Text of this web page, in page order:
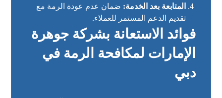
المتابعة بعد الخدمة: ضمان عدم عودة الرمة مع
تقديم الدعم المستمر للعملاء.
فوائد الاستعانة بشركة جوهرة
الإمارات لمكافحة الرمة في
دبي